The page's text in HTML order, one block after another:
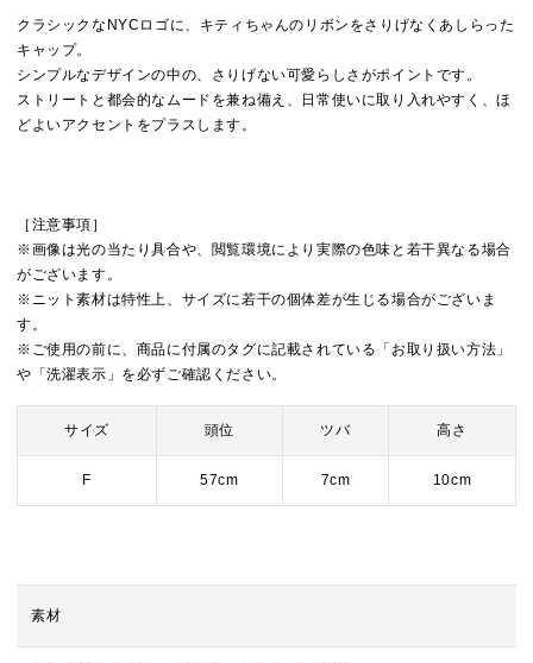
クラシックなNYCロゴに、キティちゃんのリボンをさりげなくあしらった
キャップ。
シンプルなデザインの中の、さりげない可愛らしさがポイントです。
ストリートと都会的なムードを兼ね備え、日常使いに取り入れやすく、ほ
どよいアクセントをプラスします。
［注意事項］
※画像は光の当たり具合や、閲覧環境により実際の色味と若干異なる場合
がございます。
※ニット素材は特性上、サイズに若干の個体差が生じる場合がございま
す。
※ご使用の前に、商品に付属のタグに記載されている「お取り扱い方法」
や「洗濯表示」を必ずご確認ください。
サイズ 頭位 ツバ 高さ
F 57cm 7cm 10cm
素材